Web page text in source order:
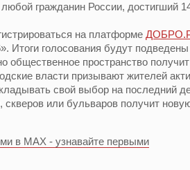
гражданин России, достигший
на платформе
Итоги голосования будут
общественное пространство
власти призывают жителей
свой выбор на последний
скверов или бульваров получит
в MAX - узнавайте первыми